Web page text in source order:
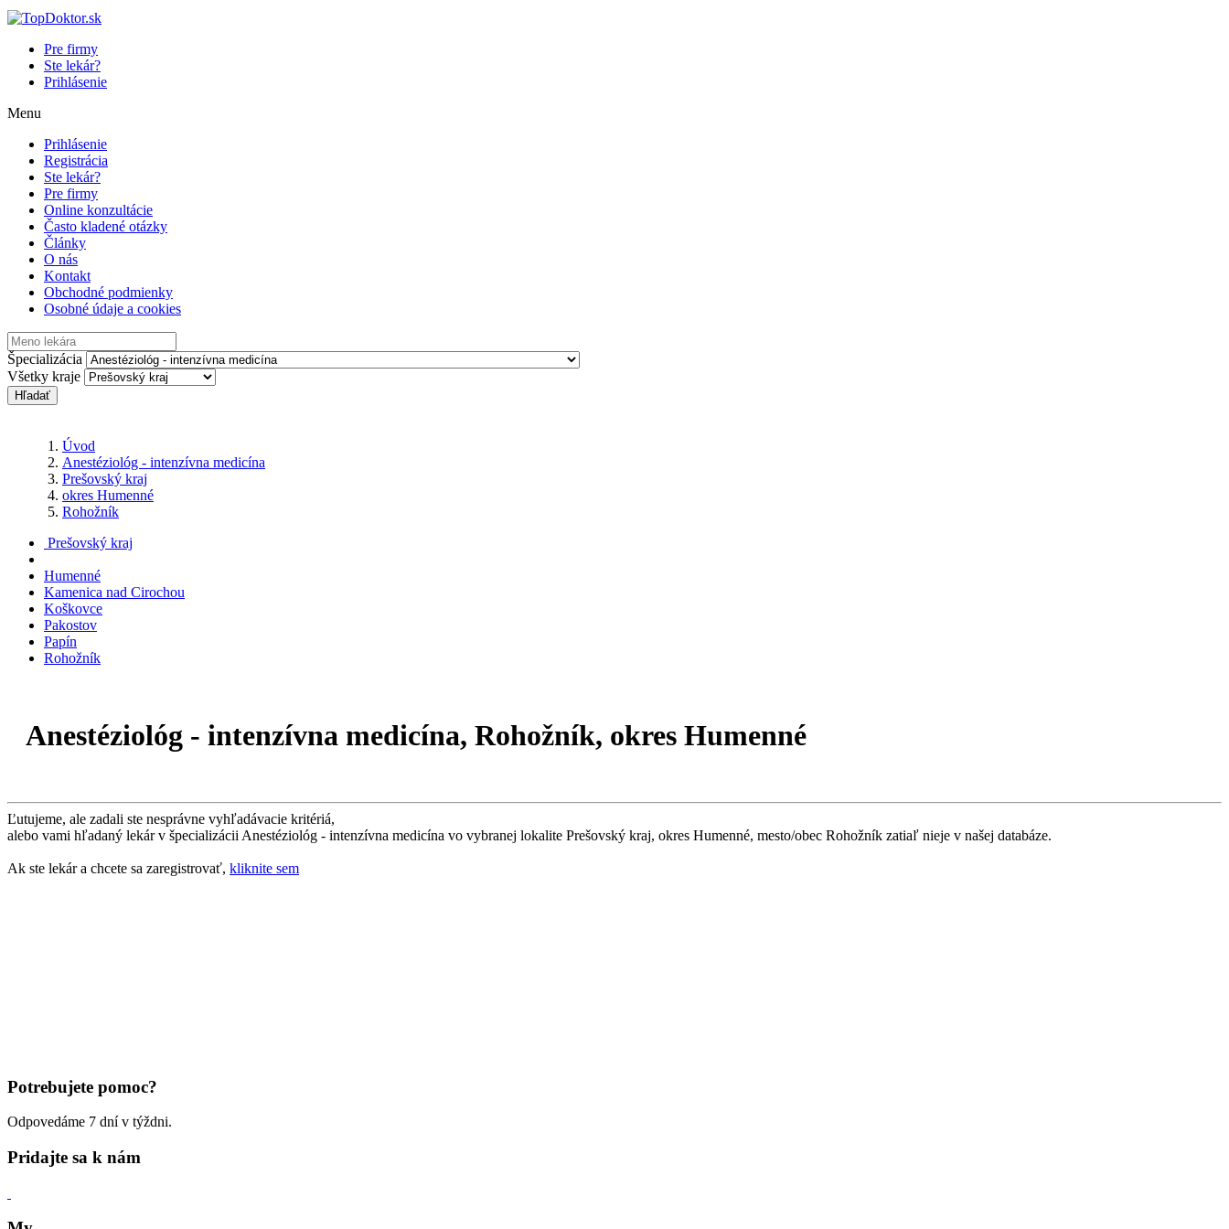
Pre firmy
Ste lekár?
Prihlásenie
Menu
Prihlásenie
Registrácia
Ste lekár?
Pre firmy
Online konzultácie
Často kladené otázky
Články
O nás
Kontakt
Obchodné podmienky
Osobné údaje a cookies
Špecializácia
Všetky kraje
Hľadať
Úvod
Anestéziológ - intenzívna medicína
Prešovský kraj
okres Humenné
Rohožník
Prešovský kraj
Humenné
Kamenica nad Cirochou
Koškovce
Pakostov
Papín
Rohožník
Anestéziológ - intenzívna medicína, Rohožník, okres Humenné
Ľutujeme, ale zadali ste nesprávne vyhľadávacie kritériá,
alebo vami hľadaný lekár v špecializácii Anestéziológ - intenzívna medicína vo vybranej lokalite Prešovský kraj, okres Humenné, mesto/obec Rohožník zatiaľ nieje v našej databáze.
Ak ste lekár a chcete sa zaregistrovať, kliknite sem
Potrebujete pomoc?
Odpovedáme 7 dní v týždni.
Pridajte sa k nám